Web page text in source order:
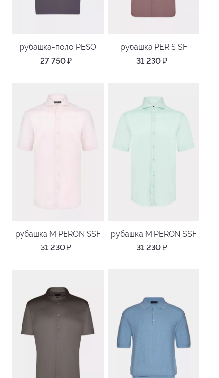
рубашка-поло PESO
27 750 ₽
рубашка PER S SF
31 230 ₽
рубашка M PERON SSF
31 230 ₽
рубашка M PERON SSF
31 230 ₽